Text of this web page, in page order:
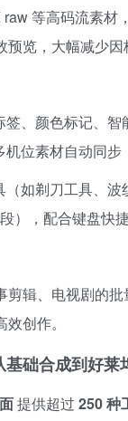
等高码流素材
览，大幅减少因
签、颜色标记、
位素材自动同步
（如剃刀工具、
），配合键盘快
剪辑、电视剧的
创作。
基础合成到好莱
提供超过 250 种